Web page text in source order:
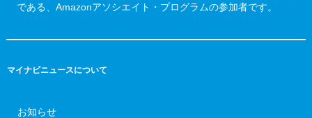
である、Amazonアソシエイト・プログラムの参加者です。
マイナビニュースについて
お知らせ